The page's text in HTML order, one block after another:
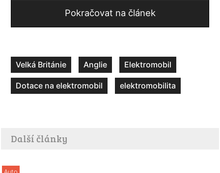
Pokračovat na článek
Velká Británie Anglie Elektromobil
Dotace na elektromobil elektromobilita
Další články